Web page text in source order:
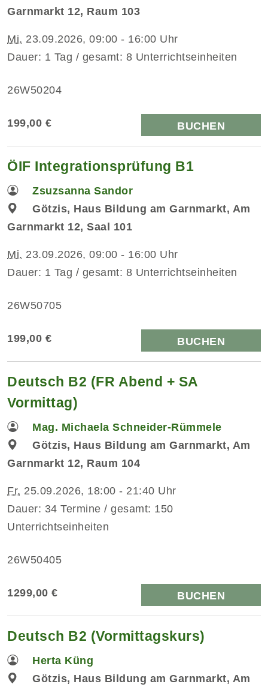
Garnmarkt 12, Raum 103
Mi. 23.09.2026, 09:00 - 16:00 Uhr
Dauer: 1 Tag / gesamt: 8 Unterrichtseinheiten
26W50204
199,00 € BUCHEN
ÖIF Integrationsprüfung B1
Zsuzsanna Sandor
Götzis, Haus Bildung am Garnmarkt, Am
Garnmarkt 12, Saal 101
Mi. 23.09.2026, 09:00 - 16:00 Uhr
Dauer: 1 Tag / gesamt: 8 Unterrichtseinheiten
26W50705
199,00 € BUCHEN
Deutsch B2 (FR Abend + SA
Vormittag)
Mag. Michaela Schneider-Rümmele
Götzis, Haus Bildung am Garnmarkt, Am
Garnmarkt 12, Raum 104
Fr. 25.09.2026, 18:00 - 21:40 Uhr
Dauer: 34 Termine / gesamt: 150
Unterrichtseinheiten
26W50405
1299,00 € BUCHEN
Deutsch B2 (Vormittagskurs)
Herta Küng
Götzis, Haus Bildung am Garnmarkt, Am